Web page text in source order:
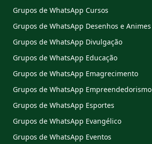
Grupos de WhatsApp Cursos
Grupos de WhatsApp Desenhos e Animes
Grupos de WhatsApp Divulgação
Grupos de WhatsApp Educação
Grupos de WhatsApp Emagrecimento
Grupos de WhatsApp Empreendedorismo
Grupos de WhatsApp Esportes
Grupos de WhatsApp Evangélico
Grupos de WhatsApp Eventos